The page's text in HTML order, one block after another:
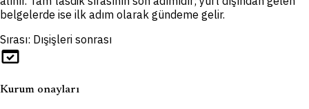
belgelerde ise ilk adım olarak gündeme gelir.
Sırası: Dışişleri sonrası
domain_verification
Kurum onayları